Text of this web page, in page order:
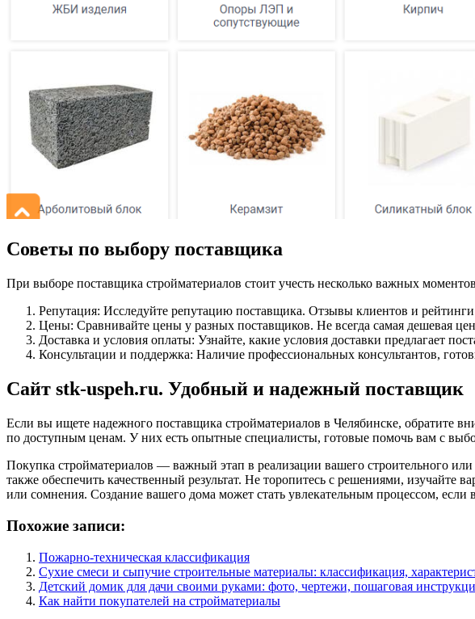
Советы по выбору поставщика
При выборе поставщика стройматериалов стоит учесть несколько важных
Репутация: Исследуйте репутацию поставщика. Отзывы клиентов и
Цены: Сравнивайте цены у разных поставщиков. Не всегда самая дешевая
Доставка и условия оплаты: Узнайте, какие условия доставки предлагает
Консультации и поддержка: Наличие профессиональных консультантов,
Сайт stk-uspeh.ru. Удобный и надежный поставщик
Если вы ищете надежного поставщика стройматериалов в Челябинске, обратите
по доступным ценам. У них есть опытные специалисты, готовые помочь вам с
Покупка стройматериалов — важный этап в реализации вашего строительного
также обеспечить качественный результат. Не торопитесь с решениями, изучайте
или сомнения. Создание вашего дома может стать увлекательным процессом, если
Похожие записи:
Пожарно-техническая классификация
Сухие смеси и сыпучие строительные материалы: классификация,
Детский домик для дачи своими руками: фото, чертежи, пошаговая
Как найти покупателей на стройматериалы